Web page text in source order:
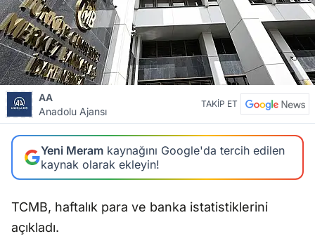
AA
Anadolu Ajansı
TAKİP ET
Yeni Meram kaynağını Google'da tercih edilen
kaynak olarak ekleyin!
TCMB, haftalık para ve banka istatistiklerini
açıkladı.